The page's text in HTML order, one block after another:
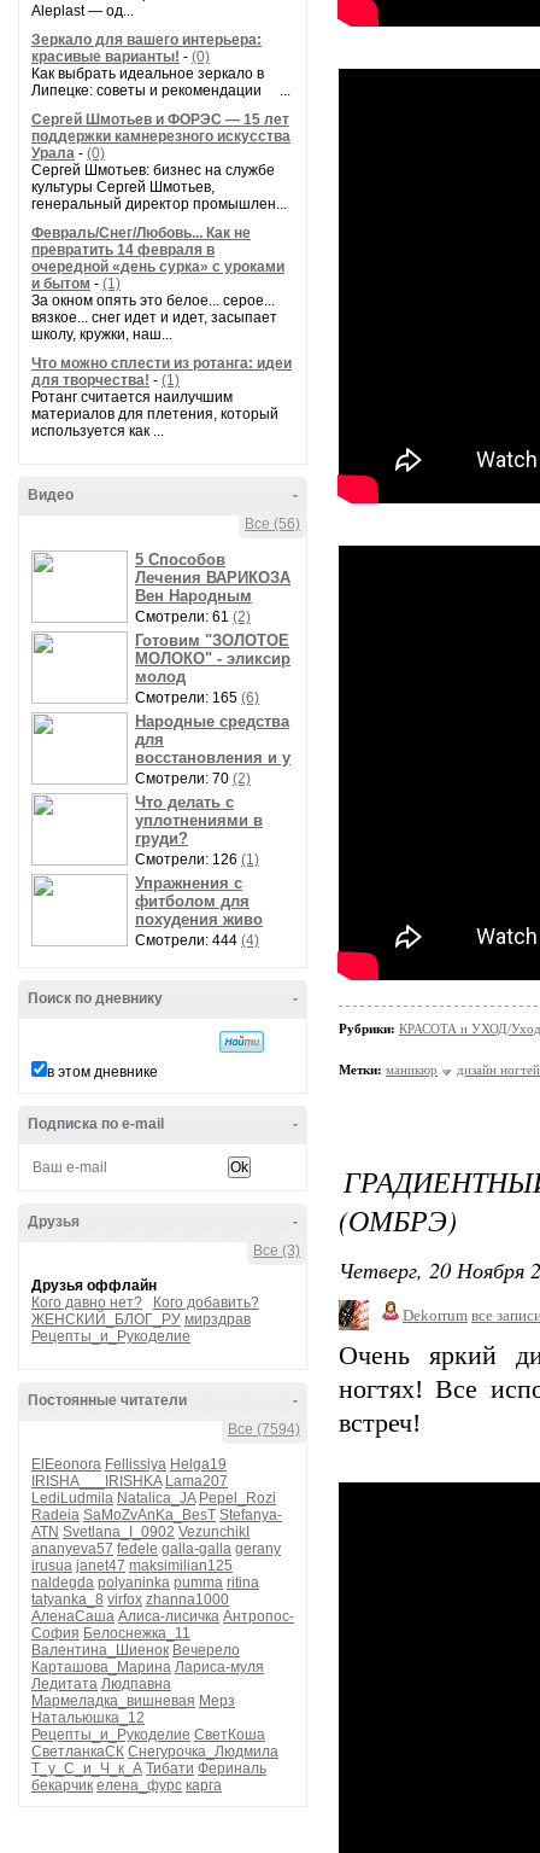
Aleplast — од...
Зеркало для вашего интерьера:
красивые варианты! - (0)
Как выбрать идеальное зеркало в
Липецке: советы и рекомендации ...
Сергей Шмотьев и ФОРЭС — 15 лет
поддержки камнерезного искусства
Урала - (0)
Сергей Шмотьев: бизнес на службе
культуры Сергей Шмотьев,
генеральный директор промышлен...
Февраль/Снег/Любовь... Как не
превратить 14 февраля в
очередной «день сурка» с уроками
и бытом - (1)
За окном опять это белое... серое...
вязкое... снег идет и идет, засыпает
школу, кружки, наш...
Что можно сплести из ротанга: идеи
для творчества! - (1)
Ротанг считается наилучшим
материалов для плетения, который
используется как ...
-
Видео
Все (56)
5 Способов
Лечения ВАРИКОЗА
Вен Народным
Смотрели: 61 (2)
Готовим "ЗОЛОТОЕ
МОЛОКО" - эликсир
молод
Смотрели: 165 (6)
Народные средства
для
восстановления и у
Смотрели: 70 (2)
Что делать с
уплотнениями в
груди?
Смотрели: 126 (1)
Упражнения с
фитболом для
похудения живо
Смотрели: 444 (4)
-
Поиск по дневнику
в этом дневнике
-
Подписка по e-mail
-
Друзья
Все (3)
Друзья оффлайн
Кого давно нет?
Кого добавить?
ЖЕНСКИЙ_БЛОГ_РУ мирздрав
Рецепты_и_Рукоделие
-
Постоянные читатели
Все (7594)
ElEeonora Fellissiya Helga19
IRISHA___IRISHKA Lama207
LediLudmila Natalica_JA Pepel_Rozi
Radeia SaMoZvAnKa_BesT Stefanya-
ATN Svetlana_I_0902 VezunchikI
ananyeva57 fedele galla-galla gerany
irusua janet47 maksimilian125
naldegda polyaninka pumma ritina
tatyanka_8 virfox zhanna1000
АленаСаша Алиса-лисичка Антропос-
София Белоснежка_11
Валентина_Шиенок Вечерело
Карташова_Марина Лариса-муля
Ледитата Людпавна
Мармеладка_вишневая Мерз
Натальюшка_12
Рецепты_и_Рукоделие СветКоша
СветланкаСК Снегурочка_Людмила
Т_у_С_и_Ч_к_А Тибати Фериналь
бекарчик елена_фурс карга
Рубрики: КРАСОТА и УХОД/Уход
Метки: маникюр дизайн ногтей
(ОМБРЭ)
Четверг, 20 Ноября
Dekorrum все
Очень яркий
ногтях! Все
встреч!